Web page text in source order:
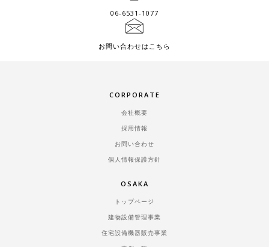
06-6531-1077
お問い合わせはこちら
CORPORATE
会社概要
採用情報
お問い合わせ
個人情報保護方針
OSAKA
トップページ
建物設備管理事業
住宅設備機器販売事業